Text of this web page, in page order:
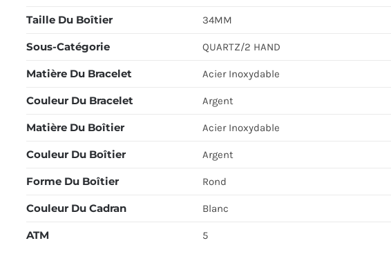
Taille Du Boîtier 34MM
Sous-Catégorie QUARTZ/2 HAND
Matière Du Bracelet Acier Inoxydable
Couleur Du Bracelet Argent
Matière Du Boîtier Acier Inoxydable
Couleur Du Boîtier Argent
Forme Du Boîtier Rond
Couleur Du Cadran Blanc
ATM 5